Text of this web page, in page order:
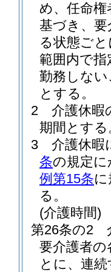
め、任命
基づき、
る状態ご
範囲内で
勤務しな
とする。
2
介護休暇
期間とする
3
介護休暇
条の規定
例第15条
る。
(介護時間)
第26条の2
要介護者
とに、連